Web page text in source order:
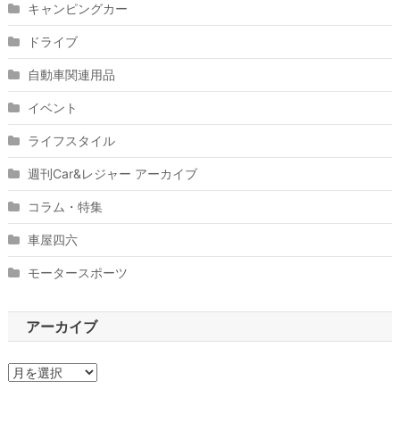
キャンピングカー
ドライブ
自動車関連用品
イベント
ライフスタイル
週刊Car&レジャー アーカイブ
コラム・特集
車屋四六
モータースポーツ
アーカイブ
ア